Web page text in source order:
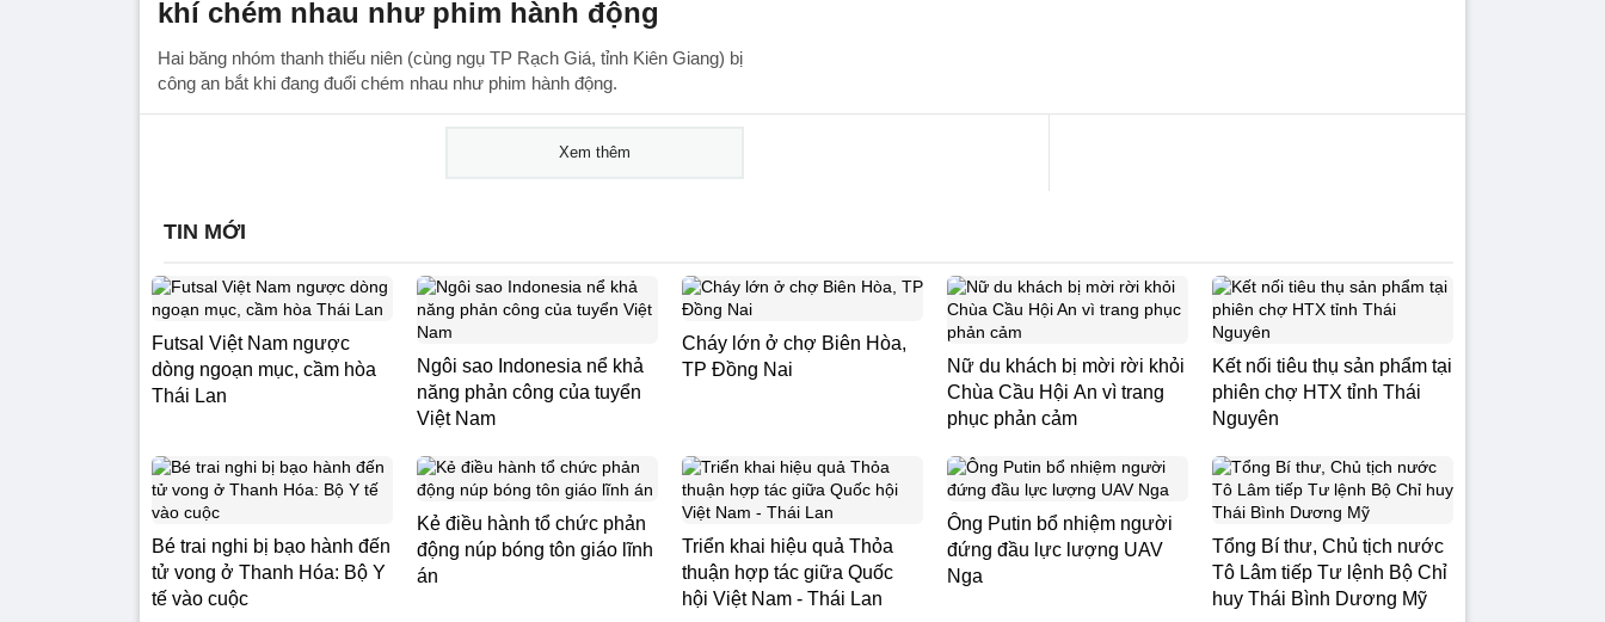
khí chém nhau như phim hành động
Hai băng nhóm thanh thiếu niên (cùng ngụ TP Rạch Giá, tỉnh Kiên Giang) bị
công an bắt khi đang đuổi chém nhau như phim hành động.
Xem thêm
TIN MỚI
Futsal Việt Nam ngược
dòng ngoạn mục, cầm hòa
Thái Lan
Ngôi sao Indonesia nể khả
năng phản công của tuyển
Việt Nam
Cháy lớn ở chợ Biên Hòa,
TP Đồng Nai
Nữ du khách bị mời rời khỏi
Chùa Cầu Hội An vì trang
phục phản cảm
Kết nối tiêu thụ sản phẩm tại
phiên chợ HTX tỉnh Thái
Nguyên
Bé trai nghi bị bạo hành đến
tử vong ở Thanh Hóa: Bộ Y
tế vào cuộc
Kẻ điều hành tổ chức phản
động núp bóng tôn giáo lĩnh
án
Triển khai hiệu quả Thỏa
thuận hợp tác giữa Quốc
hội Việt Nam - Thái Lan
Ông Putin bổ nhiệm người
đứng đầu lực lượng UAV
Nga
Tổng Bí thư, Chủ tịch nước
Tô Lâm tiếp Tư lệnh Bộ Chỉ
huy Thái Bình Dương Mỹ